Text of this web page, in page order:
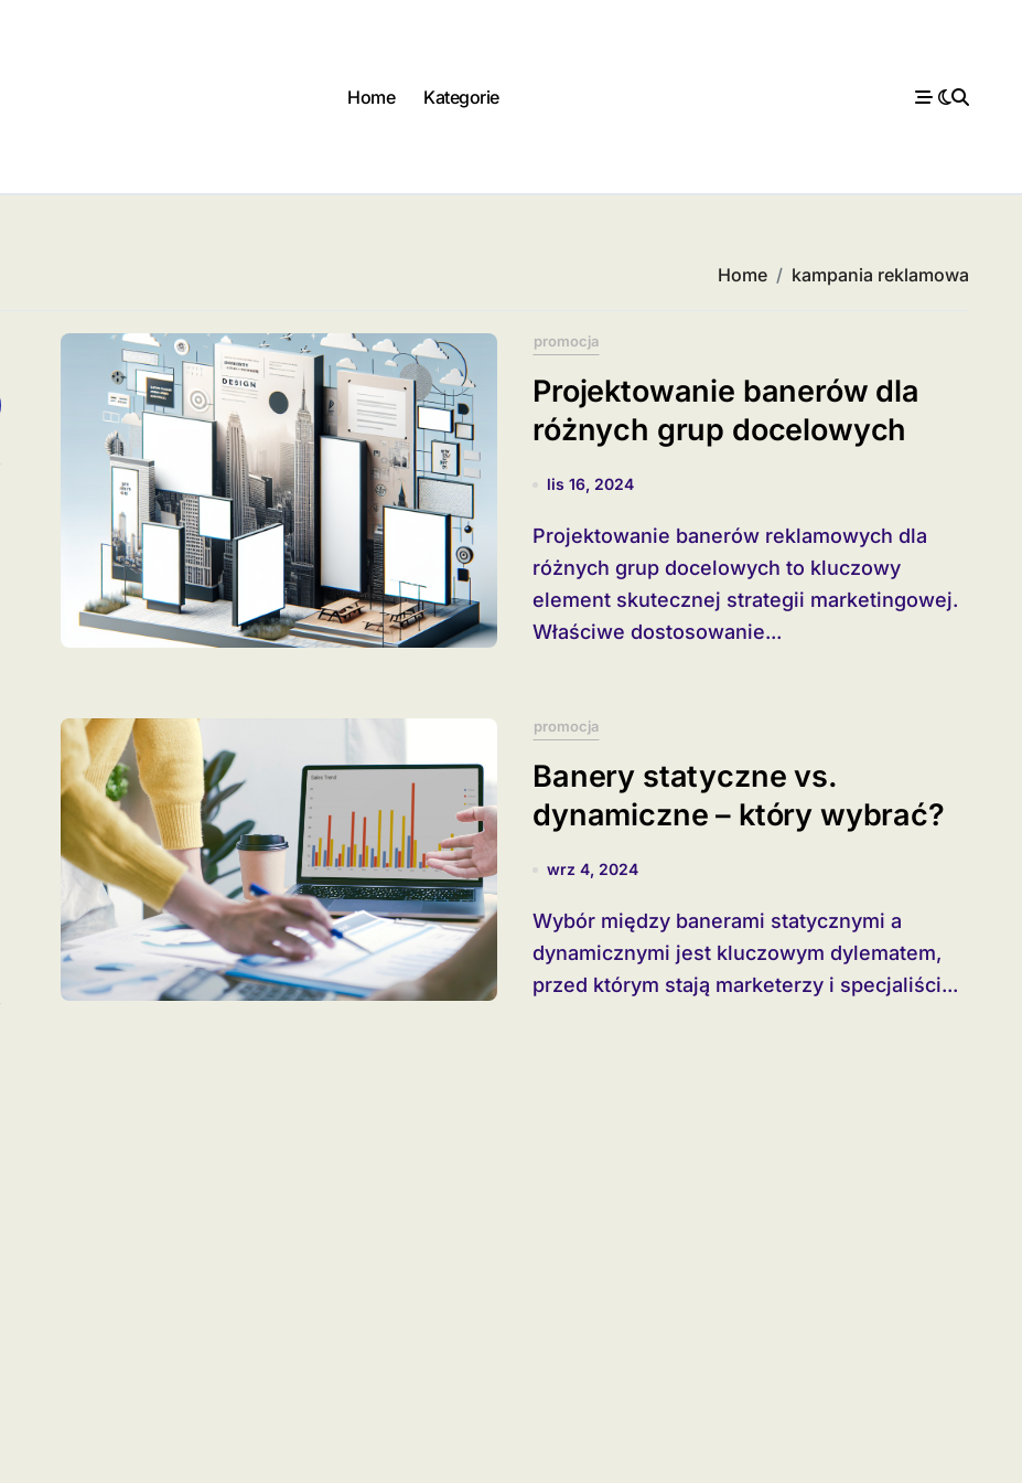
Home Kategorie
Home kampania reklamowa
promocja
Projektowanie banerów dla
różnych grup docelowych
lis 16, 2024
Projektowanie banerów reklamowych dla
różnych grup docelowych to kluczowy
element skutecznej strategii marketingowej.
Właściwe dostosowanie...
promocja
Banery statyczne vs.
dynamiczne – który wybrać?
wrz 4, 2024
Wybór między banerami statycznymi a
dynamicznymi jest kluczowym dylematem,
przed którym stają marketerzy i specjaliści...